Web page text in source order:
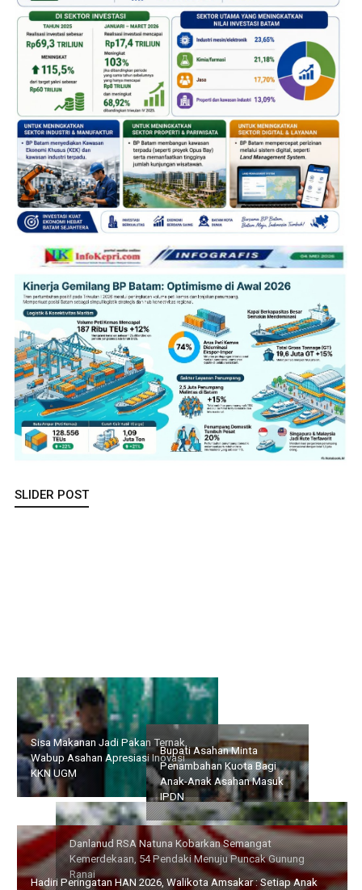
SLIDER POST
Sisa Makanan Jadi Pakan Ternak, Wabup Asahan Apresiasi
Inovasi KKN UGM
Bupati Asahan Minta
Penambahan Kuota Bagi
Anak-Anak Asahan Masuk
IPDN
Danlanud RSA Natuna
Kobarkan Semangat
Kemerdekaan, 54 Pendaki
Menuju Puncak Gunung
Ranai
Hadiri Peringatan HAN 2026, Walikota Amsakar : Setiap Anak